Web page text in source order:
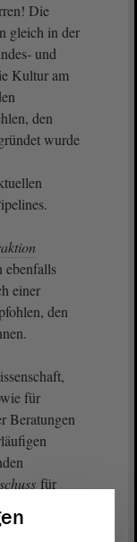
Die
gleich in der
und
Kultur am
den
wurde
einer
den
für
Beratungen
für